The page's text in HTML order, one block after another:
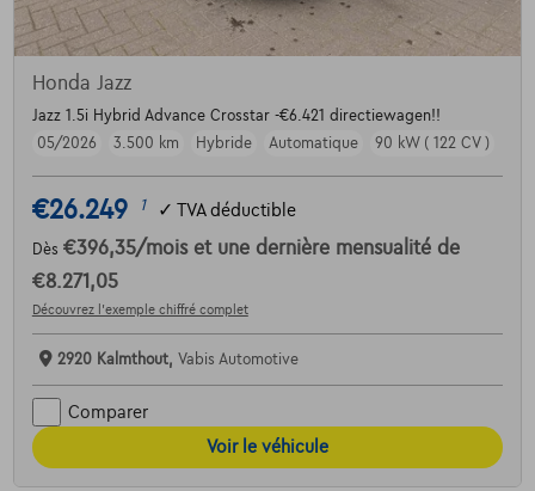
Honda Jazz
Jazz 1.5i Hybrid Advance Crosstar -€6.421 directiewagen!!
05/2026
3.500 km Hybride Automatique 90 kW ( 122 CV )
€26.249 1 ✓ TVA déductible
Dès €396,35/mois et une dernière mensualité de
€8.271,05
Découvrez l’exemple chiffré complet
2920 Kalmthout, Vabis Automotive
Comparer
Voir le véhicule